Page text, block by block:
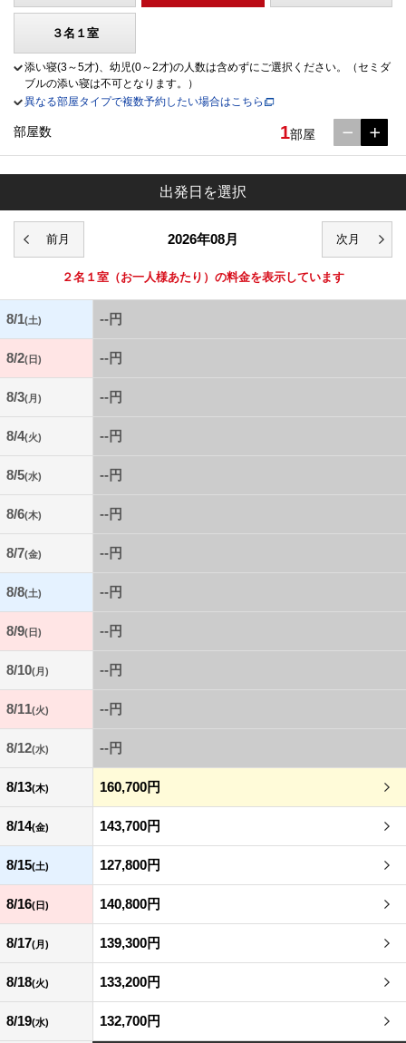
３名１室
添い寝(3～5才)、幼児(0～2才)の人数は含めずにご選択ください。（セミダ
ブルの添い寝は不可となります。）
異なる部屋タイプで複数予約したい場合はこちら
部屋数 1部屋
出発日を選択
2026年08月
２名１室 （お一人様あたり）の料金を表示しています
8/1(土) --円
8/2(日) --円
8/3(月) --円
8/4(火) --円
8/5(水) --円
8/6(木) --円
8/7(金) --円
8/8(土) --円
8/9(日) --円
8/10(月) --円
8/11(火) --円
8/12(水) --円
8/13(木) 160,700円
8/14(金) 143,700円
8/15(土) 127,800円
8/16(日) 140,800円
8/17(月) 139,300円
8/18(火) 133,200円
8/19(水) 132,700円